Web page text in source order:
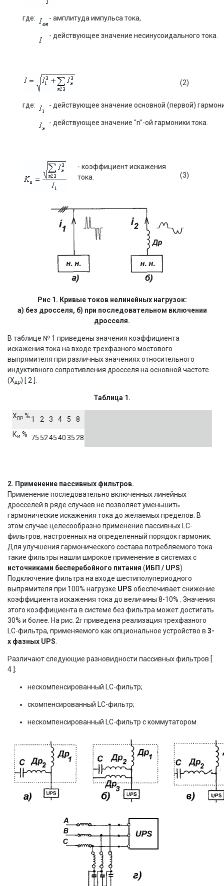
где: - амплитуда импульса тока,
- действующее значение несинусоидального тока.
(2)
где: - действующее значение основной (первой)
- действующее значение "n"-ой гармоники тока.
- коэффициент искажения
тока.
(3)
Рис 1. Кривые токов нелинейных нагрузок:
а) без дросселя, б) при последовательном включении
дросселя.
В таблице № 1 приведены значения коэффициента
искажения тока на входе трехфазного мостового
выпрямителя при различных значениях относительного
индуктивного сопротивления дросселя на основной частоте
(Хдр) [ 2 ].
Taблица 1.
Хдр % 1 2 3 4 5
8
Ки % 75 5245403528
2. Применение пассивных фильтров.
Применение последовательно включенных линейных
дросселей в ряде случаев не позволяет уменьшить
гармонические искажения тока до желаемых пределов. В
этом случае целесообразно применение пассивных LC-
фильтров, настроенных на определенный порядок гармоник.
Для улучшения гармонического состава потребляемого тока
такие фильтры нашли широкое применение в системах с
источниками бесперебойного питания ( ИБП / UPS).
Подключение фильтра на входе шестиполупериодного
выпрямителя при 100% нагрузке UPS обеспечивает снижение
коэффициента искажения тока до величины 8-10% . Значения
этого коэффициента в системе без фильтра может достигать
30% и более. На рис. 2г приведена реализация трехфазного
LC-фильтра, применяемого как опциональное устройство в 3-
х фазных UPS
Различают следующие разновидности пассивных фильтров [
4 ]:
нескомпенсированный LC-фильтр;
скомпенсированный LC-фильтр;
нескомпенсированный LC-фильтр с коммутатором.